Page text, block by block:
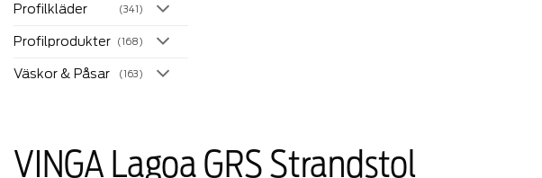
Profilkläder (341)
Profilprodukter (168)
Väskor & Påsar (163)
VINGA Lagoa GRS Strandstol